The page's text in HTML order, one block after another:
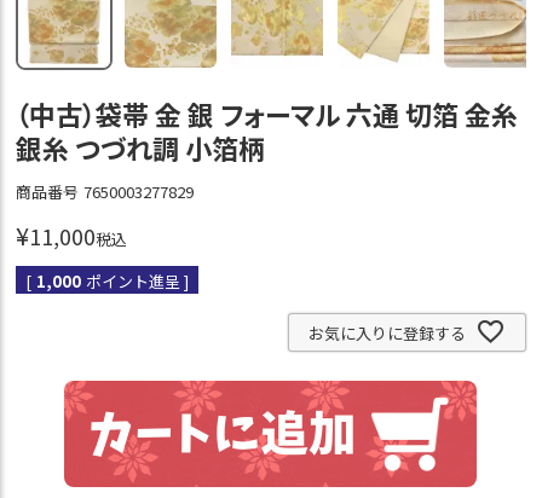
（中古）袋帯 金 銀 フォーマル 六通 切箔 金糸
銀糸 つづれ調 小箔柄
商品番号 7650003277829
¥11,000税込
[ 1,000 ポイント進呈 ]
お気に入りに登録する